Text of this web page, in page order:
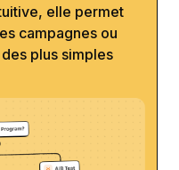
elle permet
campagnes ou
plus simples